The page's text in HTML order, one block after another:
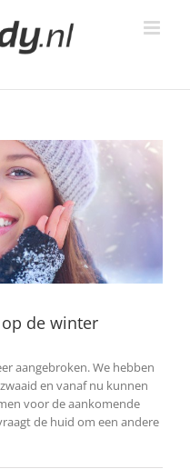
de winter
aangebroken. We hebben
en vanaf nu kunnen
voor de aankomende
de huid om een andere